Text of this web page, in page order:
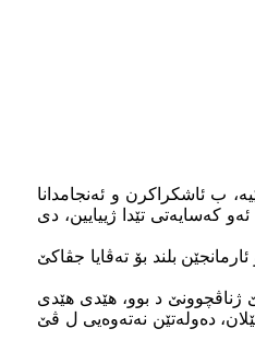
ب ئاشکراکرن و ئەنجامدانا
کەسایەتی تێدا ژییایین، دی
بلند بۆ تەڤایا جڤاکێ
ژناڤچوونێ د بوو، هێدی هێدی
دەولەتێن نەتەوەیی ل ڤێ